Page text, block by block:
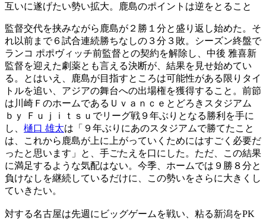
互いに遂げたい勢い拡大。鹿島のポイントは逆をとること
監督交代を挟みながら鹿島が２勝１分と盛り返し始めた。そ
れ以前まで６試合連続勝ちなしの３分３敗。シーズン終盤で
ランコ ポポヴィッチ前監督との契約を解除し、中後 雅喜新
監督を迎えた劇薬とも言える決断が、結果を見せ始めてい
る。とはいえ、鹿島が目指すところは可能性がある限りタイ
トルを追い、アジアの舞台への出場権を獲得すること。前節
は川崎ＦのホームであるＵｖａｎｃｅとどろきスタジアム
ｂｙ Ｆｕｊｉｔｓｕでリーグ戦９年ぶりとなる勝利を手に
し、 樋口 雄太は「９年ぶりにあのスタジアムで勝てたこと
は、これから鹿島が上に上がっていくためにはすごく必要だ
ったと思います」と、手ごたえを口にした。ただ、この結果
に満足するような気配はない。今季、ホームでは９勝８分と
負けなしを継続しているだけに、この勢いをさらに大きくし
ていきたい。
対する名古屋は先週にビッグゲームを戦い、粘る新潟をPK